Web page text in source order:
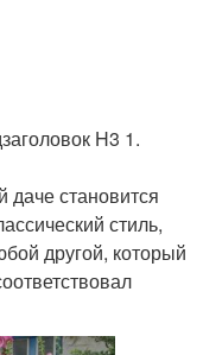
H3 1.
становится
стиль,
другой, который